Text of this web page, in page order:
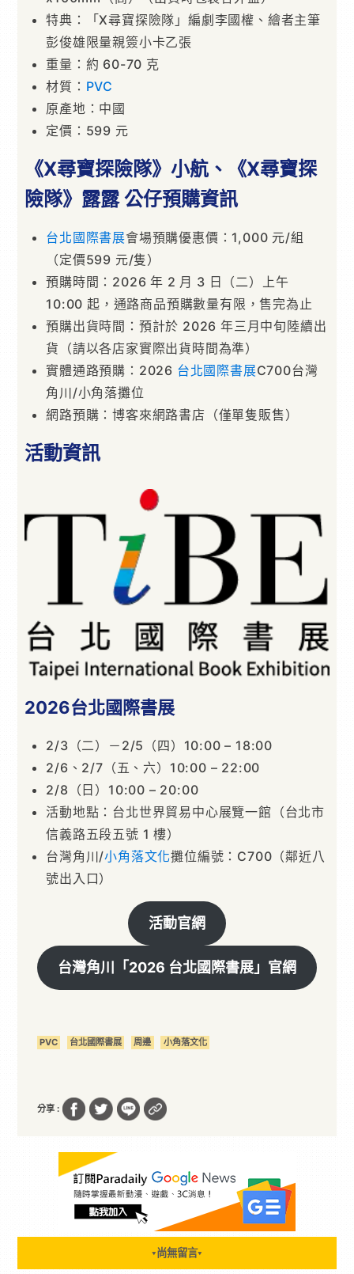
特典：「X尋寶探險隊」編劇李國權、繪者主筆
彭俊雄限量親簽小卡乙張
重量：約 60-70 克
材質： PVC
原產地：中國
定價：599 元
《X尋寶探險隊》小航、《X尋寶探
險隊》露露 公仔預購資訊
台北國際書展會場預購優惠價：1,000 元/組
（定價599 元/隻）
預購時間：2026 年 2 月 3 日（二）上午
10:00 起，通路商品預購數量有限，售完為止
預購出貨時間：預計於 2026 年三月中旬陸續出
貨（請以各店家實際出貨時間為準）
實體通路預購：2026 台北國際書展C700台灣
角川/小角落攤位
網路預購：博客來網路書店（僅單隻販售）
活動資訊
2026台北國際書展
2/3（二）－2/5（四）10:00 – 18:00
2/6、2/7（五、六）10:00 – 22:00
2/8（日）10:00 – 20:00
活動地點：台北世界貿易中心展覽一館（台北市
信義路五段五號 1 樓）
台灣角川/小角落文化攤位編號：C700（鄰近八
號出入口）
活動官網
台灣角川「2026 台北國際書展」官網
PVC 台北國際書展 周邊 小角落文化
分享 :
▼ 尚無留言▼